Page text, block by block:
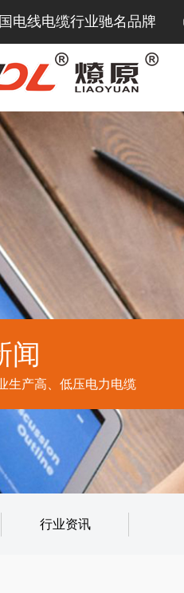
电线电缆行业驰名品牌
闻
生产高、低压电力电缆
行业资讯